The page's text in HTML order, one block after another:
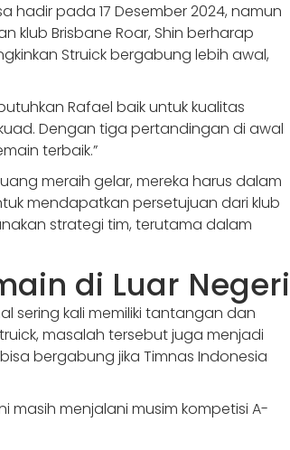
hadir pada 17 Desember 2024, namun
klub Brisbane Roar, Shin berharap
Struick bergabung lebih awal,
Rafael baik untuk kualitas
Dengan tiga pertandingan di awal
terbaik.”
meraih gelar, mereka harus dalam
mendapatkan persetujuan dari klub
strategi tim, terutama dalam
di Luar Negeri
sering kali memiliki tantangan dan
masalah tersebut juga menjadi
bergabung jika Timnas Indonesia
masih menjalani musim kompetisi A-